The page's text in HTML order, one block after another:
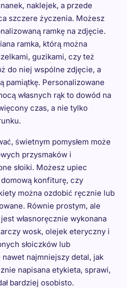
naklejek, a przede
szczere życzenia. Możesz
ramkę na zdjęcie.
ramka, którą można
guzikami, czy też
do niej wspólne zdjęcie, a
pamiątkę. Personalizowane
własnych rąk to dowód na
czas, a nie tylko
świetnym pomysłem może
przysmaków i
słoiki. Możesz upiec
konfiturę, czy
można ozdobić ręcznie lub
Równie prostym, ale
własnoręcznie wykonana
wosk, olejek eteryczny i
słoiczków lub
najmniejszy detal, jak
napisana etykieta, sprawi,
bardziej osobisto.